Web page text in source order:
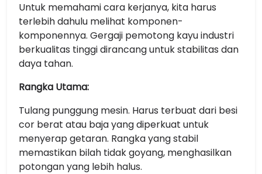
Untuk memahami cara kerjanya, kita harus
terlebih dahulu melihat komponen-
komponennya. Gergaji pemotong kayu industri
berkualitas tinggi dirancang untuk stabilitas dan
daya tahan.
Rangka Utama:
Tulang punggung mesin. Harus terbuat dari besi
cor berat atau baja yang diperkuat untuk
menyerap getaran. Rangka yang stabil
memastikan bilah tidak goyang, menghasilkan
potongan yang lebih halus.